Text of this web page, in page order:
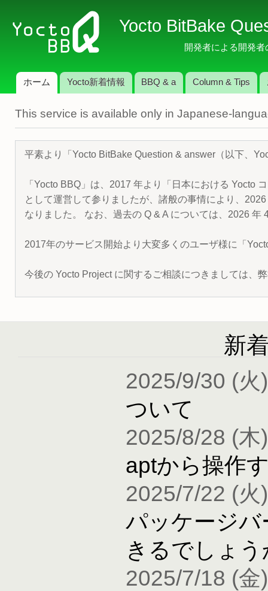
イ
コ
テ
ツ
に
移
動
Yocto BitBake
開発者による開発
メインメニュー
ホーム Yocto新着情報 BBQ & a Column & Tips
This service is available only in Japanese-
平素より「Yocto BitBake Question & answer（以下、
「Yocto BBQ」は、2017 年より「日本における Yocto
として運営して参りましたが、諸般の事情により、
なりました。 なお、過去の Q & A については、2026
2017年のサービス開始より大変多くのユーザ様に「
今後の Yocto Project に関するご相談につきましては、
新
2025/9/30 (火
ついて
2025/8/28 (木
aptから操作
2025/7/22 (火
パッケージ
きるでしょう
2025/7/18 (金